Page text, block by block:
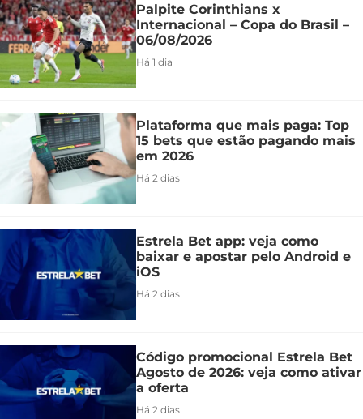
Palpite Corinthians x
Internacional – Copa do Brasil –
06/08/2026
Há 1 dia
Plataforma que mais paga: Top
15 bets que estão pagando mais
em 2026
Há 2 dias
Estrela Bet app: veja como
baixar e apostar pelo Android e
iOS
Há 2 dias
Código promocional Estrela Bet
Agosto de 2026: veja como ativar
a oferta
Há 2 dias